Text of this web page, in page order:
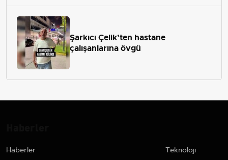
Şarkıcı Çelik’ten hastane
çalışanlarına övgü
Haberler
Teknoloji